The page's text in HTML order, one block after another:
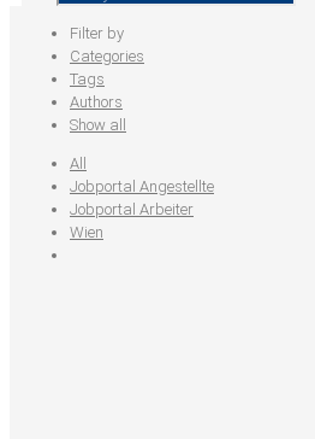
Filter by
Categories
Tags
Authors
Show all
All
Jobportal Angestellte
Jobportal Arbeiter
Wien